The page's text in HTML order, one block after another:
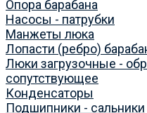
Опора барабана
Насосы - патрубки
Манжеты люка
Лопасти (ребро)
Люки загрузочные -
сопутствующее
Конденсаторы
Подшипники - сальники